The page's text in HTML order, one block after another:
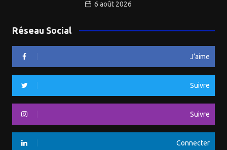
6 août 2026
Réseau Social
J’aime
Suivre
Suivre
Connecter